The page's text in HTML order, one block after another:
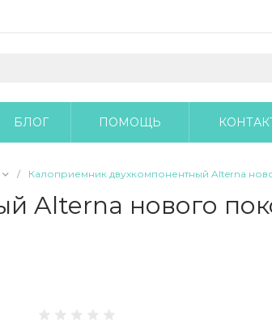
БЛОГ ПОМОЩЬ
/ Калоприемник двухкомпонентный Alterna
Alterna нового